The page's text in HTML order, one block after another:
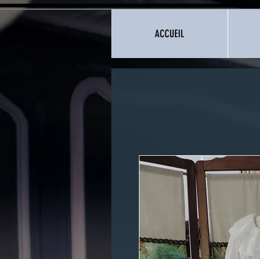
ACCUEIL